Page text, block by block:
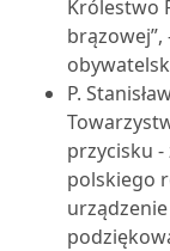
Królestwo
brązowej”,
P.
przycisku
polskiego